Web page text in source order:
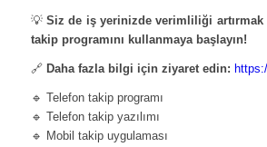
💡Siz de iş yerinizde verimliliği
takip programını kullanmaya başlayın!
🔗 Daha fazla bilgi için ziyaret edin:
🔹 Telefon takip programı
🔹 Telefon takip yazılımı
🔹 Mobil takip uygulaması